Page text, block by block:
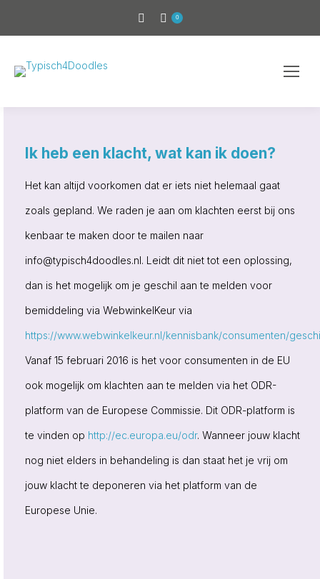
0
Ik heb een klacht, wat kan ik doen?
Het kan altijd voorkomen dat er iets niet helemaal gaat
zoals gepland. We raden je aan om klachten eerst bij ons
kenbaar te maken door te mailen naar
info@typisch4doodles.nl. Leidt dit niet tot een oplossing,
dan is het mogelijk om je geschil aan te melden voor
bemiddeling via WebwinkelKeur via
https://www.webwinkelkeur.nl/kennisbank/consumenten/
Vanaf 15 februari 2016 is het voor consumenten in de EU
ook mogelijk om klachten aan te melden via het ODR-
platform van de Europese Commissie. Dit ODR-platform is
te vinden op http://ec.europa.eu/odr. Wanneer jouw klacht
nog niet elders in behandeling is dan staat het je vrij om
jouw klacht te deponeren via het platform van de
Europese Unie.